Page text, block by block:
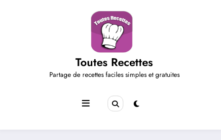
Toutes Recettes
Partage de recettes faciles simples et gratuites